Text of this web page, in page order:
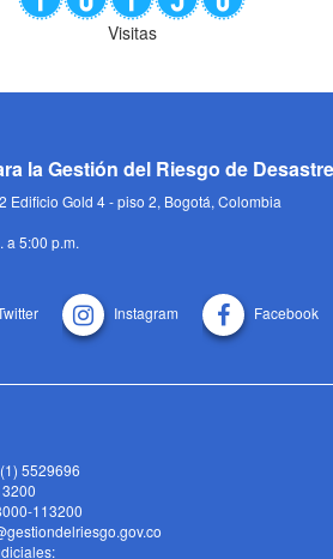
Visitas
la Gestión del Riesgo de
Edificio Gold 4 - piso 2, Bogotá, Colombia
a 5:00 p.m.
Instagram Facebook
5529696
113200